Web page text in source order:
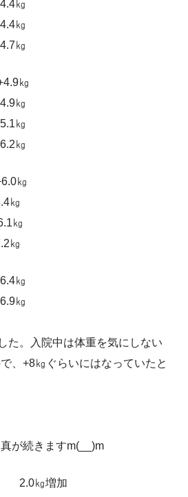
㎏
㎏
㎏
㎏
た。入院中は体重を気にしない
、+8㎏ぐらいにはなっていたと
が続きますm(__)m
2.0㎏増加